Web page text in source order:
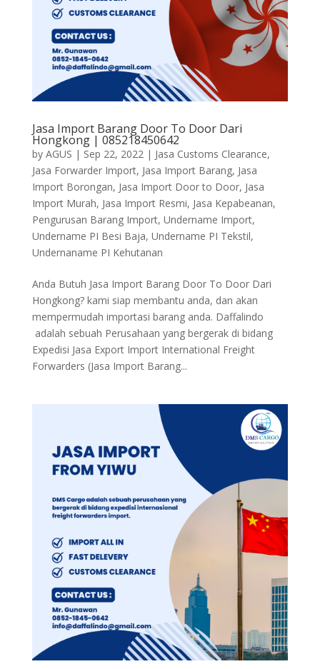
Jasa Import Barang Door To Door Dari
Hongkong | 085218450642
by AGUS | Sep 22, 2022| Jasa Customs Clearance,
Jasa Forwarder Import, Jasa Import Barang, Jasa
Import Borongan, Jasa Import Door to Door, Jasa
Import Murah, Jasa Import Resmi, Jasa Kepabeanan,
Pengurusan Barang Import, Undername Import,
Undername PI Besi Baja, Undername PI Tekstil,
Undernaname PI Kehutanan
Anda Butuh Jasa Import Barang Door To Door Dari
Hongkong? kami siap membantu anda, dan akan
mempermudah importasi barang anda. Daffalindo
adalah sebuah Perusahaan yang bergerak di bidang
Expedisi Jasa Export Import International Freight
Forwarders (Jasa Import Barang...